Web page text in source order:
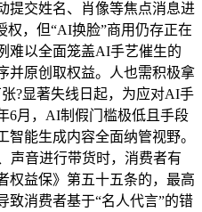
交姓名、肖像等焦点消息进
权，但“AI换脸”商用仍存正在
难以全面笼盖AI手艺催生的
并原创取权益。人也需积极拿
?显著失线日起，为应对AI手
6月，AI制假门槛极低且手段
智能生成内容全面纳管视野。
声音进行带货时，消费者有
权益保》第五十五条的，最高
致消费者基于“名人代言”的错